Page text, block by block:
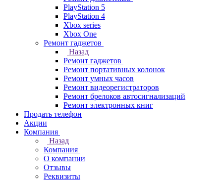
PlayStation 5
PlayStation 4
Xbox series
Xbox One
Ремонт гаджетов
Назад
Ремонт гаджетов
Ремонт портативных колонок
Ремонт умных часов
Ремонт видеорегистраторов
Ремонт брелоков автосигнализаций
Ремонт электронных книг
Продать телефон
Акции
Компания
Назад
Компания
О компании
Отзывы
Реквизиты